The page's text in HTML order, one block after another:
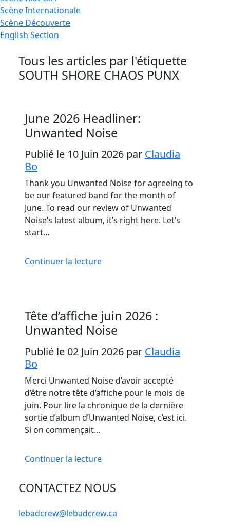
ScèneInternationale
Scène Découverte
English Section
Tous les articles par l'étiquette
SOUTH SHORE CHAOS PUNX
June 2026 Headliner:
Unwanted Noise
Publié le 10 Juin 2026 par Claudia
Bo
Thank you Unwanted Noise for agreeing to
be our featured band for the month of
June. To read our review of Unwanted
Noise‘s latest album, it’s right here. Let’s
start…
Continuer la lecture
Tête d’affiche juin 2026 :
Unwanted Noise
Publié le 02 Juin 2026 par Claudia
Bo
Merci Unwanted Noise d’avoir accepté
d’être notre tête d’affiche pour le mois de
juin. Pour lire la chronique de la dernière
sortie d’album d’Unwanted Noise, c’est ici.
Si on commençait…
Continuer la lecture
CONTACTEZ NOUS
lebadcrew@lebadcrew.ca